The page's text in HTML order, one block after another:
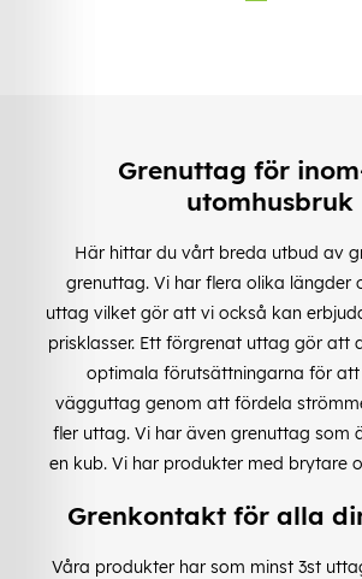
Grenuttag för
utomhusbruk
Här hittar du vårt breda utbud av
grenuttag. Vi har flera olika längder
uttag vilket gör att vi också kan
prisklasser. Ett förgrenat uttag gör att
optimala förutsättningarna för
vägguttag genom att fördela
fler uttag. Vi har även grenuttag som
en kub. Vi har produkter med brytare
Grenkontakt för alla
Våra produkter har som minst 3st